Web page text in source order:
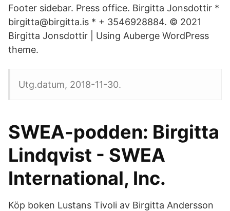
Footer sidebar. Press office. Birgitta Jonsdottir *
birgitta@birgitta.is * + 3546928884. © 2021
Birgitta Jonsdottir | Using Auberge WordPress
theme.
Utg.datum, 2018-11-30.
SWEA-podden: Birgitta
Lindqvist - SWEA
International, Inc.
Köp boken Lustans Tivoli av Birgitta Andersson